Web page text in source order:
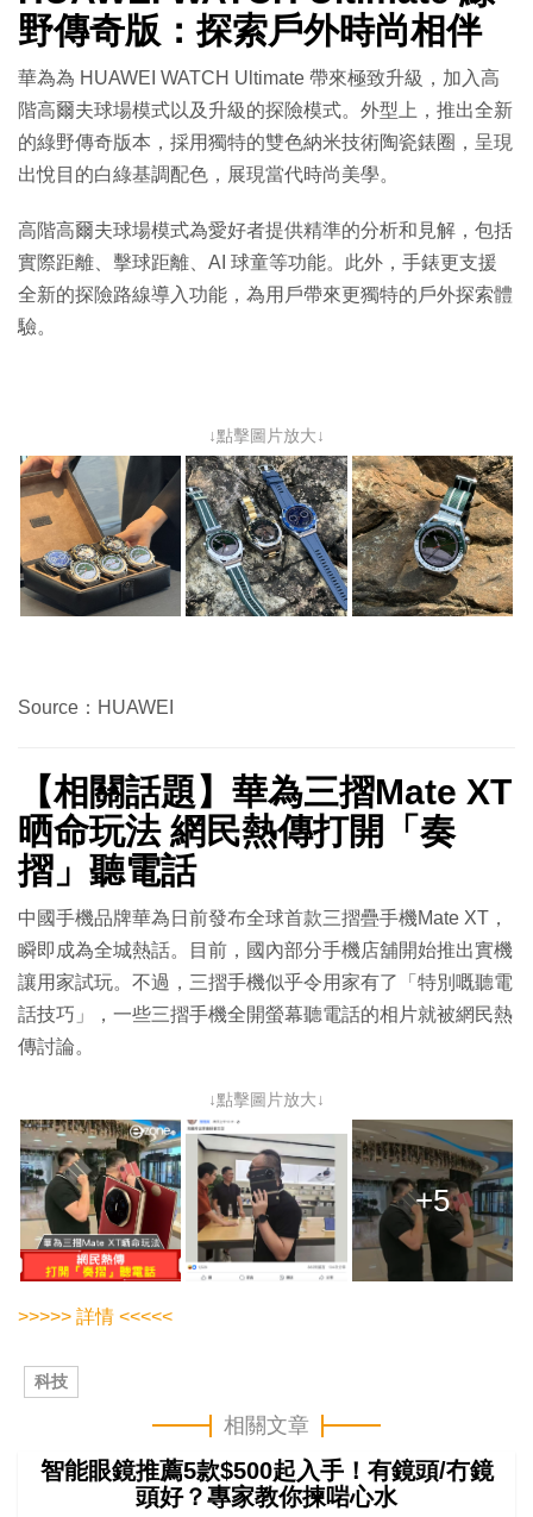
野傳奇版：探索戶外時尚相伴
華為為 HUAWEI WATCH Ultimate 帶來極致升級，加入高
階高爾夫球場模式以及升級的探險模式。外型上，推出全新
的綠野傳奇版本，採用獨特的雙色納米技術陶瓷錶圈，呈現
出悅目的白綠基調配色，展現當代時尚美學。
高階高爾夫球場模式為愛好者提供精準的分析和見解，包括
實際距離、擊球距離、AI 球童等功能。此外，手錶更支援
全新的探險路線導入功能，為用戶帶來更獨特的戶外探索體
驗。
↓點擊圖片放大↓
Source：HUAWEI
【相關話題】華為三摺Mate XT
晒命玩法 網民熱傳打開「奏
摺」聽電話
中國手機品牌華為日前發布全球首款三摺疊手機Mate XT，
瞬即成為全城熱話。目前，國內部分手機店舖開始推出實機
讓用家試玩。不過，三摺手機似乎令用家有了「特別嘅聽電
話技巧」，一些三摺手機全開螢幕聽電話的相片就被網民熱
傳討論。
↓點擊圖片放大↓
+5
>>>>> 詳情 <<<<<
科技
相關文章
智能眼鏡推薦5款$500起入手！有鏡頭/冇鏡
頭好？專家教你揀啱心水